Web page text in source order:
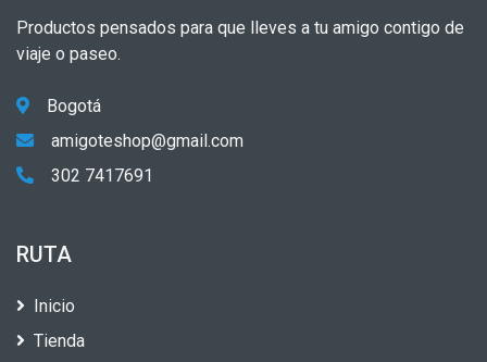
Productos pensados para que lleves a tu amigo contigo de
viaje o paseo.
Bogotá
amigoteshop@gmail.com
302 7417691
RUTA
Inicio
Tienda